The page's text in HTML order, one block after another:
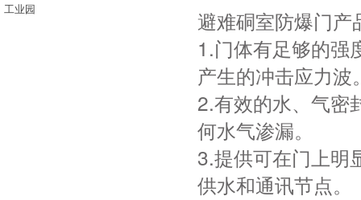
工业园
避难硐室防爆门产
1.门体有足够的强
产生的冲击应力
2.有效的水、气密
何水气渗漏。
3.提供可在门上明
供水和通讯节点。